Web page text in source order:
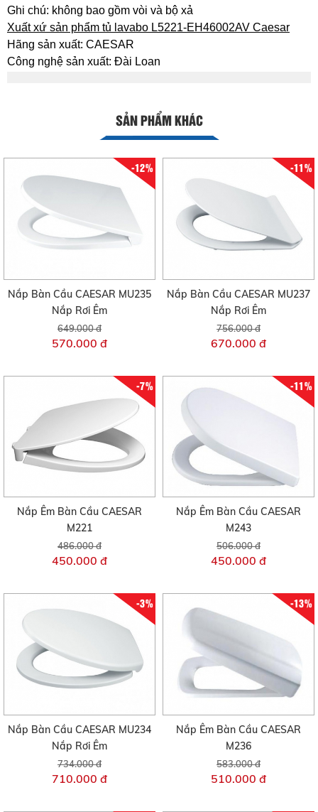
Ghi chú: không bao gồm vòi và bộ xả
Xuất xứ sản phẩm tủ lavabo L5221-EH46002AV Caesar
Hãng sản xuất: CAESAR
Công nghệ sản xuất: Đài Loan
SẢN PHẨM KHÁC
-12%
Nắp Bàn Cầu CAESAR MU235
Nắp Rơi Êm
649.000 đ
570.000 đ
-11%
Nắp Bàn Cầu CAESAR MU237
Nắp Rơi Êm
756.000 đ
670.000 đ
-7%
Nắp Êm Bàn Cầu CAESAR
M221
486.000 đ
450.000 đ
-11%
Nắp Êm Bàn Cầu CAESAR
M243
506.000 đ
450.000 đ
-3%
Nắp Bàn Cầu CAESAR MU234
Nắp Rơi Êm
734.000 đ
710.000 đ
-13%
Nắp Êm Bàn Cầu CAESAR
M236
583.000 đ
510.000 đ